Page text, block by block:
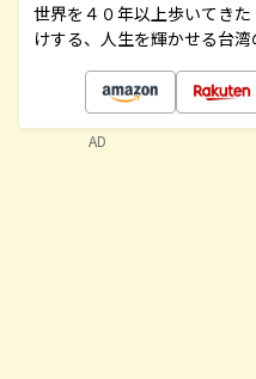
世界を４０年以上歩いてき
けする、人生を輝かせる台
AD